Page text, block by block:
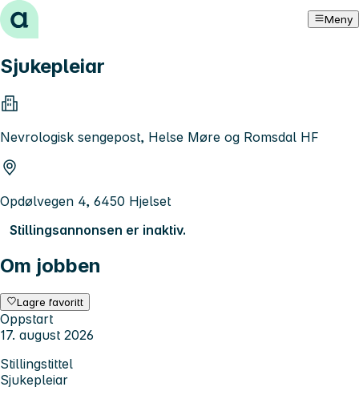
Hopp til innhold Meny
Sjukepleiar
Nevrologisk sengepost, Helse Møre og Romsdal HF
Opdølvegen 4, 6450 Hjelset
Stillingsannonsen er inaktiv.
Om jobben
Lagre favoritt
Oppstart
17. august 2026
Stillingstittel
Sjukepleiar